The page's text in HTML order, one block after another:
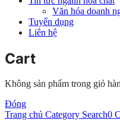
Văn hóa doanh
Tuyển dụng
Liên hệ
Cart
Không sản phẩm trong giỏ
Đóng
Trang chủ Category Search0